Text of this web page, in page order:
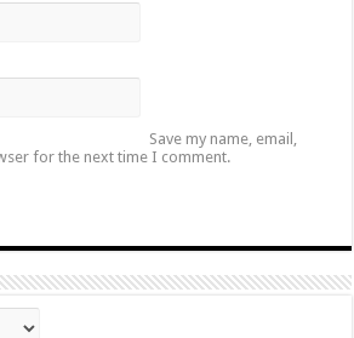
Save my name, email,
for the next time I comment.